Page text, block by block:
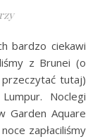
z Brunei (o
tutaj)
Noclegi
Garden Aquare
zapłaciliśmy